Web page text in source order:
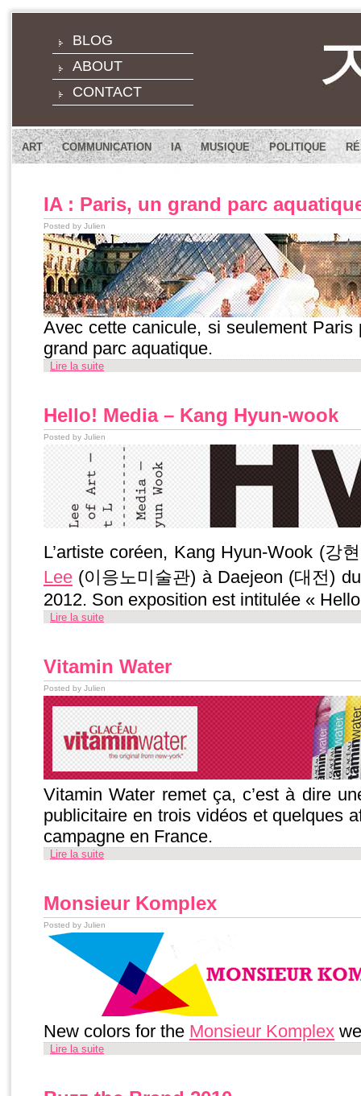
BLOG
ABOUT
CONTACT
ART COMMUNICATION IA MUSIQUE POLITIQUE
IA : Paris, un grand parc
Posted by Julien
Avec cette canicule, si seulement Paris
grand parc aquatique.
Lire la suite
Hello! Media – Kang Hyun-wook
Posted by Julien
L’artiste coréen, Kang Hyun-Wook (강
Lee (이응노미술관) à Daejeon (대전)
2012. Son exposition est intitulée «
Lire la suite
Vitamin Water
Posted by Julien
Vitamin Water remet ça, c’est à dire
publicitaire en trois vidéos et quelques
campagne en France.
Lire la suite
Monsieur Komplex
Posted by Julien
New colors for the Monsieur Komplex
Lire la suite